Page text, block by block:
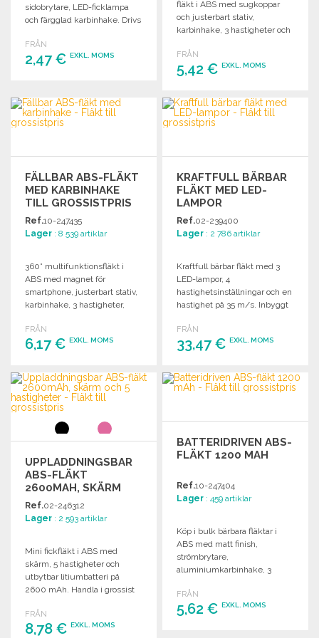
sidobrytare, LED-ficklampa
och färgglad karbinhake. Drivs
säljs i partier.
FRÅN
2,47 € EXKL. MOMS
Begär offert
fläkt i ABS med sugkoppar
och justerbart stativ,
karbinhake, 3 hastigheter och
A/USB-C kabel inkluderad.
FRÅN
5,42 €EXKL. MOMS
BESTÄLL
Begär offert
FÄLLBAR ABS-FLÄKT
MED KARBINHAKE
TILL GROSSISTPRIS
Ref.10-247435
Lager : 8 539 artiklar
360° multifunktionsfläkt i
ABS med magnet för
smartphone, justerbart stativ,
karbinhake, 3 hastigheter,
och 300 mAh batteri; köp i
storpack.
FRÅN
6,17 € EXKL. MOMS
BESTÄLL
Begär offert
KRAFTFULL BÄRBAR
FLÄKT MED LED-
LAMPOR
Ref.02-239400
Lager : 2 786 artiklar
Kraftfull bärbar fläkt med 3
LED-lampor, 4
hastighetsinställningar och en
hastighet på 35 m/s. Inbyggt
FRÅN
33,47 €EXKL. MOMS
BESTÄLL
Begär offert
UPPLADDNINGSBAR
ABS-FLÄKT
2600MAH, SKÄRM
OCH 5 HASTIGHETER
Ref.02-246312
Lager : 2 593 artiklar
Mini fickfläkt i ABS med
skärm, 5 hastigheter och
utbytbar litiumbatteri på
2600 mAh. Handla i grossist
försäljningsställen och
evenemang.
FRÅN
8,78 € EXKL. MOMS
BATTERIDRIVEN ABS-
FLÄKT 1200 MAH
Ref.10-247404
Lager : 459 artiklar
Köp i bulk bärbara fläktar i
ABS med matt finish,
strömbrytare,
aluminiumkarbinhake, 3
batteri 1200 mAh, USB-C-
ingång och kabel ingår.
FRÅN
5,62 €EXKL. MOMS